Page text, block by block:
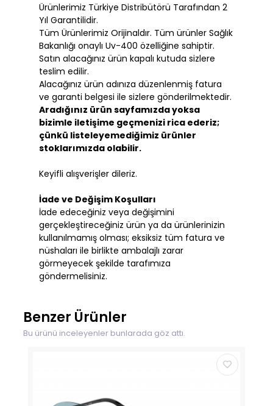
Ürünlerimiz Türkiye Distribütörü Tarafından 2
Yıl Garantilidir.
Tüm Ürünlerimiz Orijinaldır. Tüm ürünler Sağlık
Bakanlığı onaylı Uv-400 özelliğine sahiptir.
Satın alacağınız ürün kapalı kutuda sizlere
teslim edilir.
Alacağınız ürün adınıza düzenlenmiş fatura
ve garanti belgesi ile sizlere gönderilmektedir.
Aradığınız ürün sayfamızda yoksa
bizimle iletişime geçmenizi rica ederiz;
çünkü listeleyemediğimiz ürünler
stoklarımızda olabilir.
Keyifli alışverişler dileriz.
İade ve Değişim Koşulları
İade edeceğiniz veya değişimini
gerçekleştireceğiniz ürün ya da ürünlerinizin
kullanılmamış olması; eksiksiz tüm fatura ve
nüshaları ile birlikte ambalajlı zarar
görmeyecek şekilde tarafımıza
göndermelisiniz.
Benzer Ürünler
Bu ürünü inceleyenler bunlarada göz attı.